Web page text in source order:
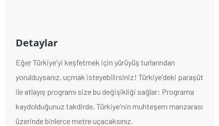
Detaylar
Eğer Türkiye'yi keşfetmek için yürüyüş turlarından
yorulduysanız, uçmak isteyebilirsiniz! Türkiye'deki paraşüt
ile atlayış programı size bu değişikliği sağlar: Programa
kaydolduğunuz takdirde, Türkiye'nin muhteşem manzarası
üzerinde binlerce metre uçacaksınız.